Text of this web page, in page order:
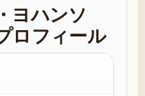
ヨハンソ
ロフィール